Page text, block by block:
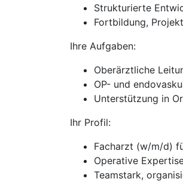
Strukturierte
Fortbildung,
Ihre Aufgaben:
Oberärztliche
OP- und
Unterstützung in
Ihr Profil:
Facharzt (w/m/d)
Operative
Teamstark,